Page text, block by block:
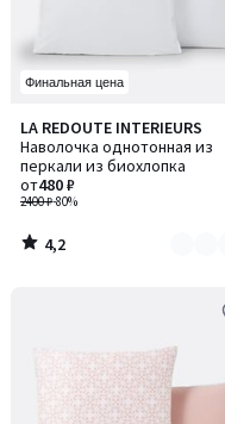
Финальная цена
LA REDOUTE INTERIEURS
Наволочка однотонная из
перкали из биохлопка
2400 ₽-80%
от480 ₽
4,2
/ 5
Количество
цветов:
2
4,2
/